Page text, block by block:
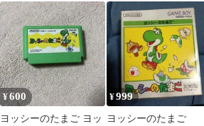
2枚セット
説明書付き 動作確認
済み
¥600
ヨッシーのたまご ヨッ
¥999
ヨッシーのたまご